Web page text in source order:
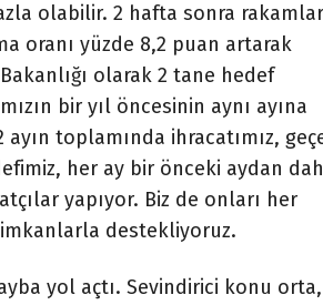
olabilir. 2 hafta sonra rakamlar
oranı yüzde 8,2 puan artarak
olarak 2 tane hedef
bir yıl öncesinin aynı ayına
toplamında ihracatımız,
her ay bir önceki aydan
yapıyor. Biz de onları her
destekliyoruz.
yol açtı. Sevindirici konu orta,